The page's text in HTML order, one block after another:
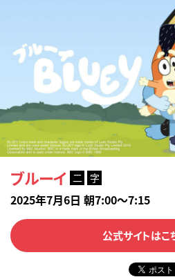
ブルーイ 二 字
2025年7月6日 朝7:00～7:15
公式サイトはこ